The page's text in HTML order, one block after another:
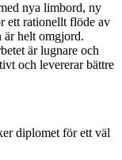
nya limbord, ny
ett rationellt flöde av
är helt omgjord.
är lugnare och
och levererar bättre
diplomet för ett väl